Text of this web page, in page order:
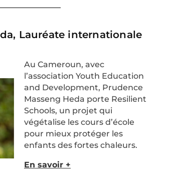
Lauréate internationale​
Au Cameroun, avec
l’association Youth Education
and Development, Prudence
Masseng Heda porte Resilient
Schools, un projet qui
végétalise les cours d’école
pour mieux protéger les
enfants des fortes chaleurs.
En savoir +